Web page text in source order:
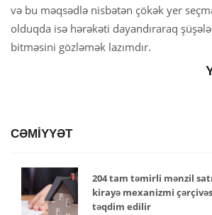
və bu məqsədlə nisbətən çökək yer
olduqda isə hərəkəti dayandıraraq
bitməsini gözləmək lazımdır.
CƏMİYYƏT
204 tam təmirli mənzil
kirayə mexanizmi
təqdim edilir